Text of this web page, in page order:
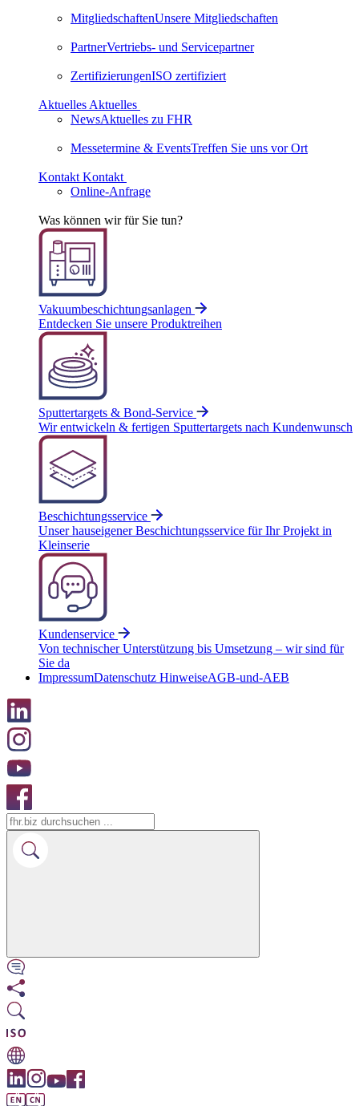
MitgliedschaftenUnsere Mitgliedschaften
PartnerVertriebs- und Servicepartner
ZertifizierungenISO zertifiziert
Aktuelles Aktuelles
NewsAktuelles zu FHR
Messetermine & EventsTreffen Sie uns vor Ort
Kontakt Kontakt
Online-Anfrage
Was können wir für Sie tun?
Vakuumbeschichtungsanlagen
Entdecken Sie unsere Produktreihen
Sputtertargets & Bond-Service
Wir entwickeln & fertigen Sputtertargets nach Kundenwunsch
Beschichtungsservice
Unser hauseigener Beschichtungsservice für Ihr Projekt in
Kleinserie
Kundenservice
Von technischer Unterstützung bis Umsetzung – wir sind für
Sie da
ImpressumDatenschutz HinweiseAGB-und-AEB